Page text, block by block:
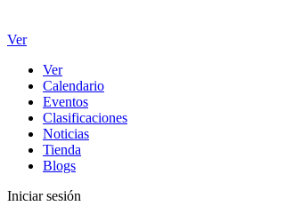
Ver
Ver
Calendario
Eventos
Clasificaciones
Noticias
Tienda
Blogs
Iniciar sesión